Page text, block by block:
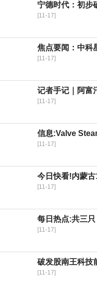
宁德时代：初步
[11-17]
焦点要闻：中科
[11-17]
记者手记｜阿富
[11-17]
信息:Valve
[11-17]
今日快看!内蒙
[11-17]
每日热点:共三只
[11-17]
破发股南王科技
[11-17]